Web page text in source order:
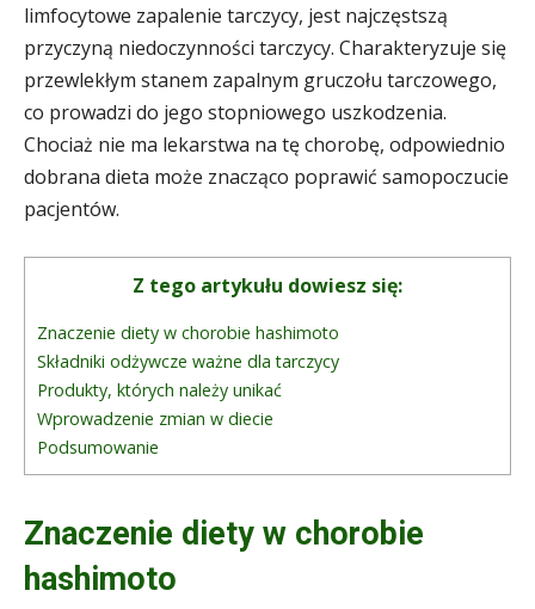
limfocytowe zapalenie tarczycy, jest najczęstszą
przyczyną niedoczynności tarczycy. Charakteryzuje się
przewlekłym stanem zapalnym gruczołu tarczowego,
co prowadzi do jego stopniowego uszkodzenia.
Chociaż nie ma lekarstwa na tę chorobę, odpowiednio
dobrana dieta może znacząco poprawić samopoczucie
pacjentów.
Z tego artykułu dowiesz się:
Znaczenie diety w chorobie hashimoto
Składniki odżywcze ważne dla tarczycy
Produkty, których należy unikać
Wprowadzenie zmian w diecie
Podsumowanie
Znaczenie diety w chorobie
hashimoto